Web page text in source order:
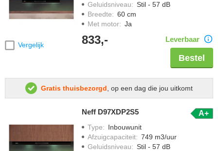
Vergelijk
Geluidsniveau: Stil - 57 dB
Breedte: 60 cm
Met motor: Ja
833,- Leverbaar
Bestel
Gratis thuisbezorgd , op een dag die jou uitkomt
Neff D97XDP2S5 A+
Type: Inbouwunit
Afzuigcapaciteit: 749 m3/uur
Geluidsniveau: Stil - 57 dB